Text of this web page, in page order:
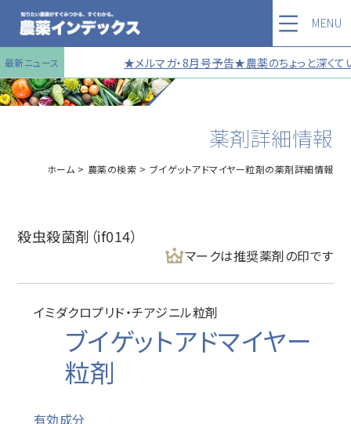
最新ニュース ★メルマガ・8月号予告★農薬のちょっと深
MENU
薬剤詳細情報
ホーム 農薬の検索 ブイゲットアドマイヤー粒剤の薬剤詳細情報
殺虫殺菌剤（if014）
マークは推奨薬剤の印です
イミダクロプリド・チアジニル粒剤
ブイゲットアドマイヤー
粒剤
有効成分